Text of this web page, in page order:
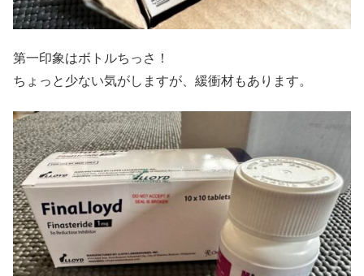
第一印象はボトルちっさ！
ちょっと少ない気がしますが、緩衝材もあります。